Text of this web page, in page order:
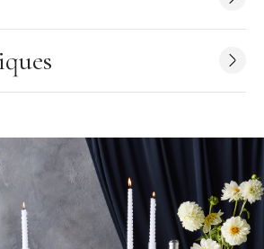
noir mat
permettant une diffusion uniforme de